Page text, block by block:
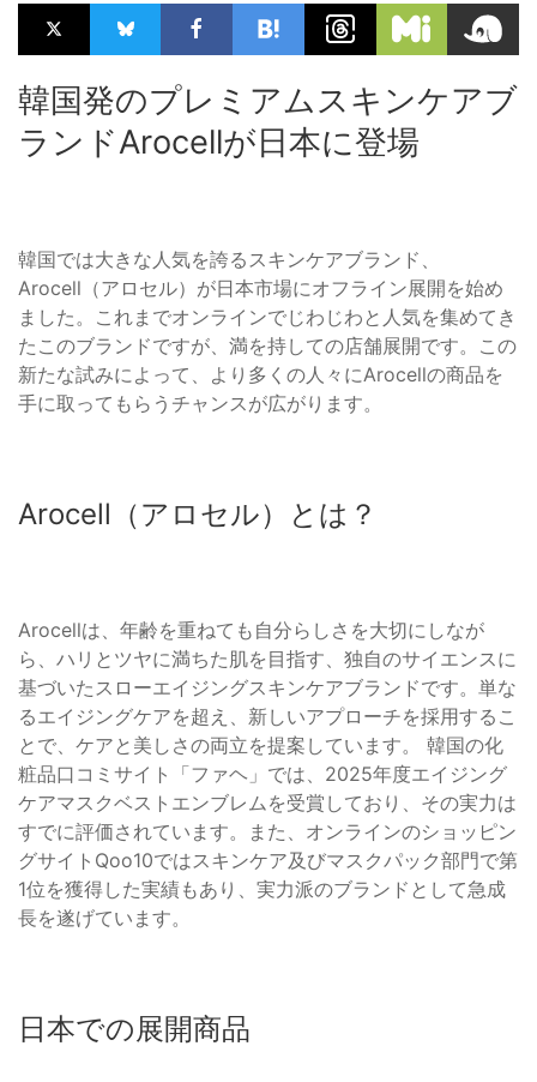
韓国発のプレミアムスキンケアブ
ランドArocellが日本に登場
韓国では大きな人気を誇るスキンケアブランド、
Arocell（アロセル）が日本市場にオフライン展開を始め
ました。これまでオンラインでじわじわと人気を集めてき
たこのブランドですが、満を持しての店舗展開です。この
新たな試みによって、より多くの人々にArocellの商品を
手に取ってもらうチャンスが広がります。
Arocell（アロセル）とは？
Arocellは、年齢を重ねても自分らしさを大切にしなが
ら、ハリとツヤに満ちた肌を目指す、独自のサイエンスに
基づいたスローエイジングスキンケアブランドです。単な
るエイジングケアを超え、新しいアプローチを採用するこ
とで、ケアと美しさの両立を提案しています。 韓国の化
粧品口コミサイト「ファヘ」では、2025年度エイジング
ケアマスクベストエンブレムを受賞しており、その実力は
すでに評価されています。また、オンラインのショッピン
グサイトQoo10ではスキンケア及びマスクパック部門で第
1位を獲得した実績もあり、実力派のブランドとして急成
長を遂げています。
日本での展開商品